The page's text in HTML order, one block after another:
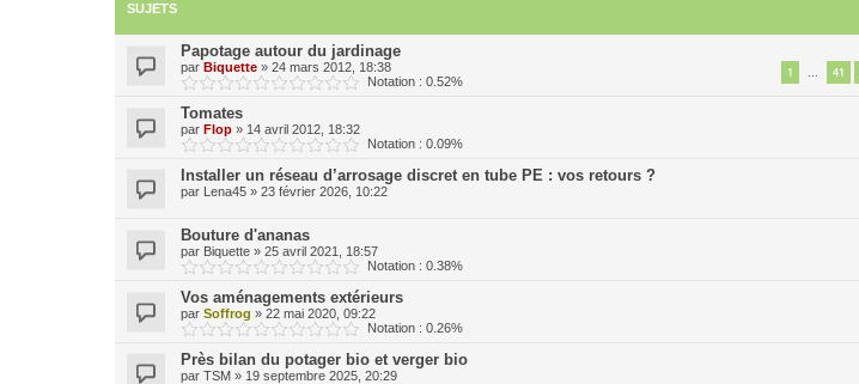
SUJETS
Papotage autour du jardinage
par Biquette » 24 mars 2012, 18:38 1 … 41
Notation : 0.52%
Tomates
par Flop » 14 avril 2012, 18:32
Notation : 0.09%
Installer un réseau d’arrosage discret en tube PE : vos retours ?
par Lena45 » 23 février 2026, 10:22
Bouture d'ananas
par Biquette » 25 avril 2021, 18:57
Notation : 0.38%
Vos aménagements extérieurs
par Soffrog » 22 mai 2020, 09:22
Notation : 0.26%
Près bilan du potager bio et verger bio
par TSM » 19 septembre 2025, 20:29